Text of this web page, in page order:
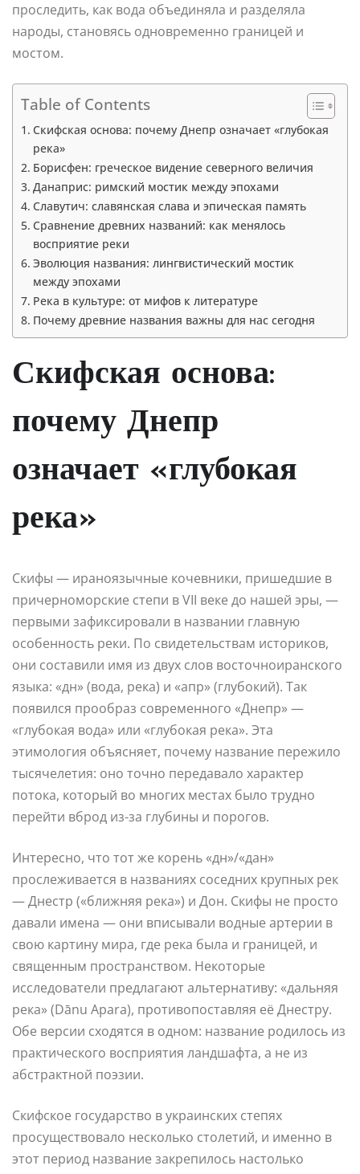
проследить, как вода объединяла и разделяла
народы, становясь одновременно границей и
мостом.
Table of Contents
Скифская основа: почему Днепр означает «глубокая
река»
Борисфен: греческое видение северного величия
Данаприс: римский мостик между эпохами
Славутич: славянская слава и эпическая память
Сравнение древних названий: как менялось
восприятие реки
Эволюция названия: лингвистический мостик
между эпохами
Река в культуре: от мифов к литературе
Почему древние названия важны для нас сегодня
Скифская основа:
почему Днепр
означает «глубокая
река»
Скифы — ираноязычные кочевники, пришедшие в
причерноморские степи в VII веке до нашей эры, —
первыми зафиксировали в названии главную
особенность реки. По свидетельствам историков,
они составили имя из двух слов восточноиранского
языка: «дн» (вода, река) и «апр» (глубокий). Так
появился прообраз современного «Днепр» —
«глубокая вода» или «глубокая река». Эта
этимология объясняет, почему название пережило
тысячелетия: оно точно передавало характер
потока, который во многих местах было трудно
перейти вброд из-за глубины и порогов.
Интересно, что тот же корень «дн»/«дан»
прослеживается в названиях соседних крупных рек
— Днестр («ближняя река») и Дон. Скифы не просто
давали имена — они вписывали водные артерии в
свою картину мира, где река была и границей, и
священным пространством. Некоторые
исследователи предлагают альтернативу: «дальняя
река» (Dānu Apara), противопоставляя её Днестру.
Обе версии сходятся в одном: название родилось из
практического восприятия ландшафта, а не из
абстрактной поэзии.
Скифское государство в украинских степях
просуществовало несколько столетий, и именно в
этот период название закрепилось настолько